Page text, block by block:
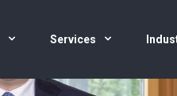
Services